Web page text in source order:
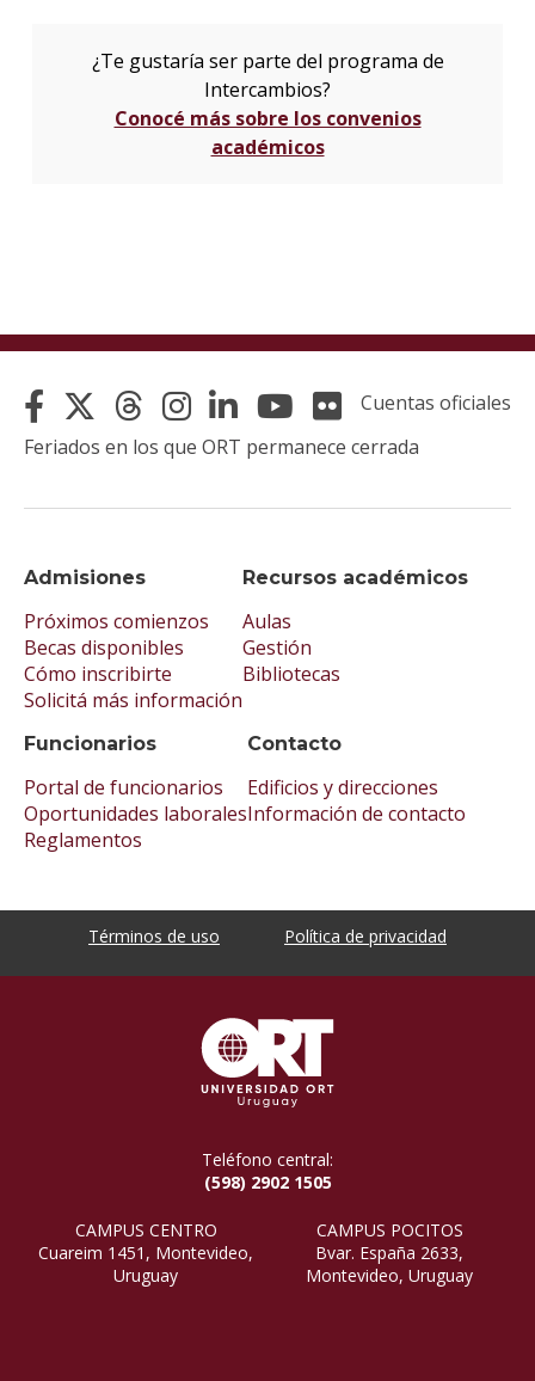
¿Te gustaría ser parte del programa de
Intercambios?
Conocé más sobre los convenios
académicos
Admisiones
Próximos comienzos
Becas disponibles
Cómo inscribirte
Solicitá más información
Recursos académicos
Aulas
Gestión
Bibliotecas
Funcionarios
Portal de funcionarios
Oportunidades laborales
Reglamentos
Contacto
Edificios y direcciones
Información de contacto
Cuentas oficiales
Feriados en los que ORT permanece cerrada
Términos de uso Política de privacidad
Teléfono central:
(598) 2902 1505
CAMPUS CENTRO
Cuareim 1451, Montevideo,
Uruguay
CAMPUS POCITOS
Bvar. España 2633,
Montevideo, Uruguay